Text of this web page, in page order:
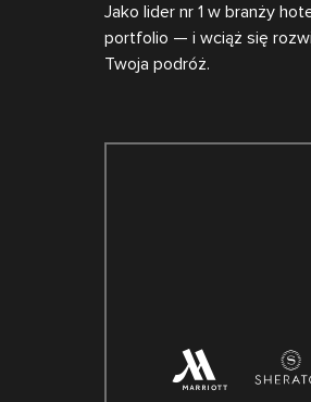
Jako lider nr 1 w branży
portfolio — i wciąż się
Twoja podróż.